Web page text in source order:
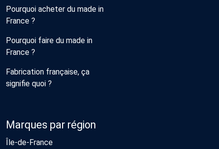
Pourquoi acheter du made in
France ?
Pourquoi faire du made in
France ?
Fabrication française, ça
signifie quoi ?
Marques par région
Île-de-France